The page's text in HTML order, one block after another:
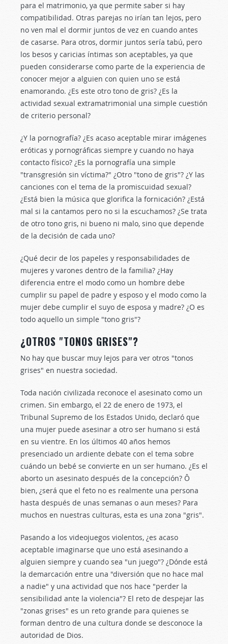
para el matrimonio, ya que permite saber si hay
compatibilidad. Otras parejas no irían tan lejos, pero
no ven mal el dormir juntos de vez en cuando antes
de casarse. Para otros, dormir juntos sería tabú, pero
los besos y caricias íntimas son aceptables, ya que
pueden considerarse como parte de la experiencia de
conocer mejor a alguien con quien uno se está
enamorando. ¿Es este otro tono de gris? ¿Es la
actividad sexual extramatrimonial una simple cuestión
de criterio personal?
¿Y la pornografía? ¿Es acaso aceptable mirar imágenes
eróticas y pornográficas siempre y cuando no haya
contacto físico? ¿Es la pornografía una simple
"transgresión sin víctima?" ¿Otro "tono de gris"? ¿Y las
canciones con el tema de la promiscuidad sexual?
¿Está bien la música que glorifica la fornicación? ¿Está
mal si la cantamos pero no si la escuchamos? ¿Se trata
de otro tono gris, ni bueno ni malo, sino que depende
de la decisión de cada uno?
¿Qué decir de los papeles y responsabilidades de
mujeres y varones dentro de la familia? ¿Hay
diferencia entre el modo como un hombre debe
cumplir su papel de padre y esposo y el modo como la
mujer debe cumplir el suyo de esposa y madre? ¿O es
todo aquello un simple "tono gris"?
¿OTROS "TONOS GRISES"?
No hay que buscar muy lejos para ver otros "tonos
grises" en nuestra sociedad.
Toda nación civilizada reconoce el asesinato como un
crimen. Sin embargo, el 22 de enero de 1973, el
Tribunal Supremo de los Estados Unido, declaró que
una mujer puede asesinar a otro ser humano si está
en su vientre. En los últimos 40 años hemos
presenciado un ardiente debate con el tema sobre
cuándo un bebé se convierte en un ser humano. ¿Es el
aborto un asesinato después de la concepción? Ô
bien, ¿será que el feto no es realmente una persona
hasta después de unas semanas o aun meses? Para
muchos en nuestras culturas, esta es una zona "gris".
Pasando a los videojuegos violentos, ¿es acaso
aceptable imaginarse que uno está asesinando a
alguien siempre y cuando sea "un juego"? ¿Dónde está
la demarcación entre una "diversión que no hace mal
a nadie" y una actividad que nos hace "perder la
sensibilidad ante la violencia"? El reto de despejar las
"zonas grises" es un reto grande para quienes se
forman dentro de una cultura donde se desconoce la
autoridad de Dios.